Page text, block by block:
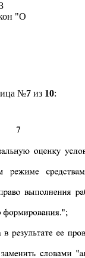
"О
№7из 10: